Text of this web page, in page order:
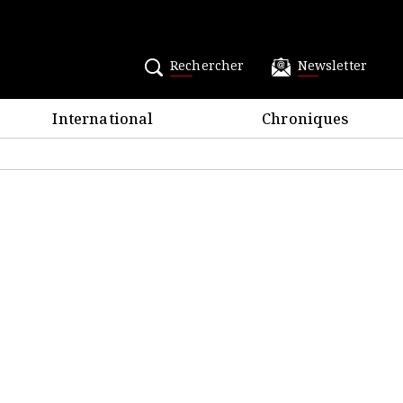
Rechercher Newsletter
International Chroniques